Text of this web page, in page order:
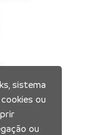
sistema
ou
ou